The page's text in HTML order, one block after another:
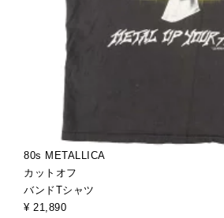
80s METALLICA
カットオフ
バンドTシャツ
¥ 21,890